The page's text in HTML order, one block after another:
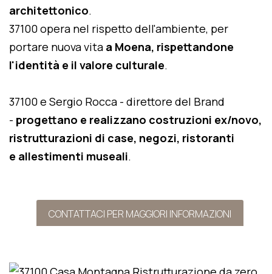
architettonico.
37100 opera nel rispetto dell'ambiente, per
portare nuova vita a Moena, rispettandone
l'identità e il valore culturale.
37100 e Sergio Rocca - direttore del Brand
- progettano e realizzano costruzioni ex/novo,
ristrutturazioni di case, negozi, ristoranti
e allestimenti museali.
CONTATTACI PER MAGGIORI INFORMAZIONI